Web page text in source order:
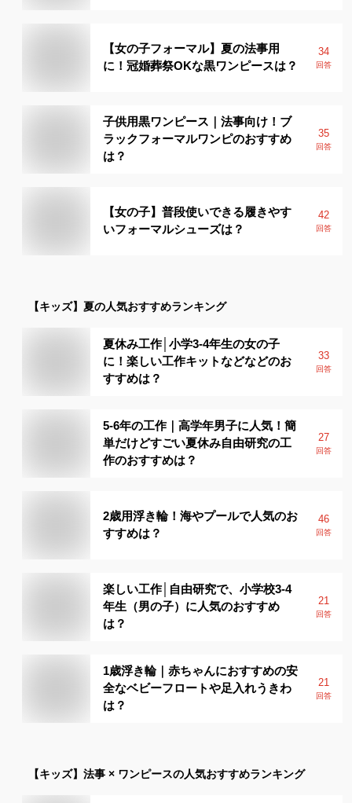
【女の子フォーマル】夏の法事用
に！冠婚葬祭OKな黒ワンピースは？
34
回答
子供用黒ワンピース｜法事向け！ブ
ラックフォーマルワンピのおすすめ
は？
35
回答
【女の子】普段使いできる履きやす
いフォーマルシューズは？
42
回答
【キッズ】 夏の人気おすすめランキング
夏休み工作│小学3-4年生の女の子
に！楽しい工作キットなどなどのお
すすめは？
33
回答
5-6年の工作｜高学年男子に人気！簡
単だけどすごい夏休み自由研究の工
作のおすすめは？
27
回答
2歳用浮き輪！海やプールで人気のお
すすめは？
46
回答
楽しい工作│自由研究で、小学校3-4
年生（男の子）に人気のおすすめ
は？
21
回答
1歳浮き輪｜赤ちゃんにおすすめの安
全なベビーフロートや足入れうきわ
は？
21
回答
【キッズ】 法事 × ワンピースの人気おすすめランキング